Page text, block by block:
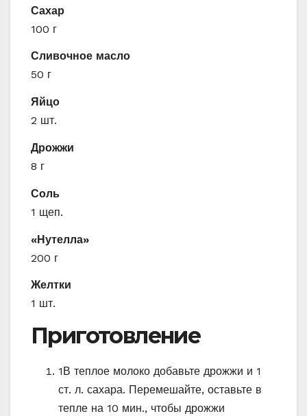
Сахар
100 г
Сливочное масло
50 г
Яйцо
2 шт.
Дрожжи
8 г
Соль
1 щеп.
«Нутелла»
200 г
Желтки
1 шт.
Приготовление
1 В теплое молоко добавьте дрожжи и 1
ст. л. сахара. Перемешайте, оставьте в
тепле на 10 мин., чтобы дрожжи